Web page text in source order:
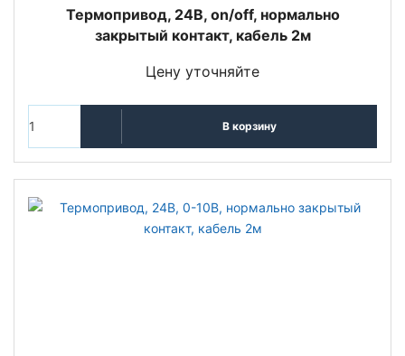
Термопривод, 24В, on/off, нормально
закрытый контакт, кабель 2м
Цену уточняйте
В корзину